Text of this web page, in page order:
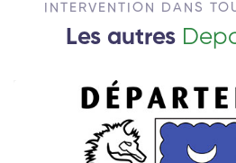
INTERVENTION DANS
Les autres